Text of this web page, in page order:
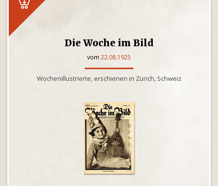
Die Woche im Bild
vom 22.08.1925
Wochenillustrierte, erschienen in Zürich, Schweiz